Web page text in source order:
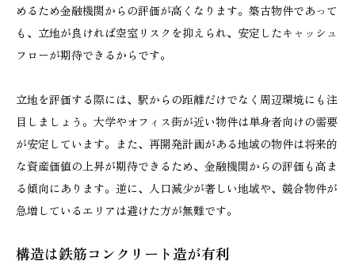
めるため金融機関からの評価が高くなります。築古物件であって
も、立地が良ければ空室リスクを抑えられ、安定したキャッシュ
フローが期待できるからです。
立地を評価する際には、駅からの距離だけでなく周辺環境にも注
目しましょう。大学やオフィス街が近い物件は単身者向けの需要
が安定しています。また、再開発計画がある地域の物件は将来的
な資産価値の上昇が期待できるため、金融機関からの評価も高ま
る傾向にあります。逆に、人口減少が著しい地域や、競合物件が
急増しているエリアは避けた方が無難です。
構造は鉄筋コンクリート造が有利